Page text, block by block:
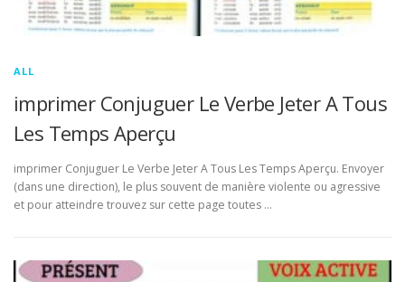
ALL
imprimer Conjuguer Le Verbe Jeter A Tous
Les Temps Aperçu
imprimer Conjuguer Le Verbe Jeter A Tous Les Temps Aperçu. Envoyer
(dans une direction), le plus souvent de manière violente ou agressive
et pour atteindre trouvez sur cette page toutes …